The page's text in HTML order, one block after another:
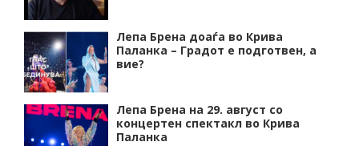
Лепа Брена доаѓа во Крива
Паланка – Градот е подготвен, а
вие?
Лепа Брена на 29. август со
концертен спектакл во Крива
Паланка